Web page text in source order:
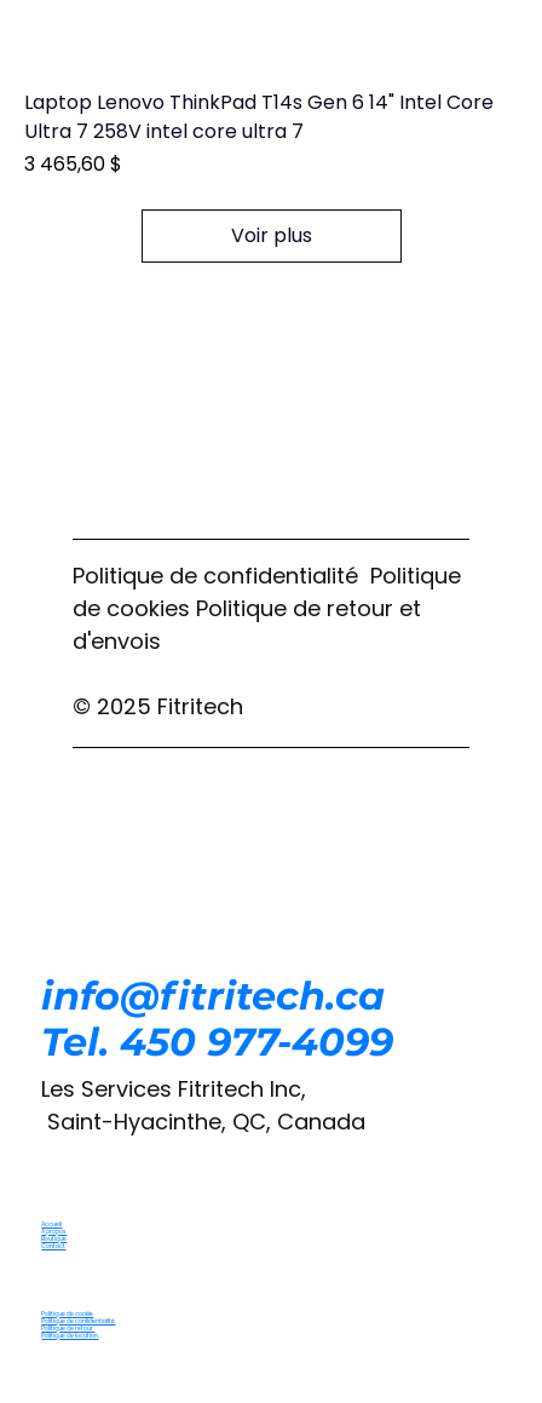
Laptop Lenovo ThinkPad T14s Gen 6 14" Intel Core
Ultra 7 258V intel core ultra 7
Prix
3 465,60 $
Voir plus
Politique de confidentialité Politique
de cookies Politique de retour et
d'envois
© 2025 Fitritech
info@fitritech.ca
Tel. 450 977-4099
Les Services Fitritech Inc,
Saint-Hyacinthe, QC, Canada
Accueil
À propos
Boutique
Contact
Politique de cookie
Politique de confidentialité
Politique de retour
Politique de location